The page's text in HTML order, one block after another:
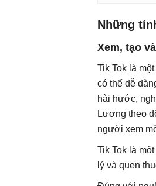
Những
Xem, tạo
Tik Tok là
có thể dễ
hài hước,
Lượng theo
người xem
Tik Tok là
lý và quen